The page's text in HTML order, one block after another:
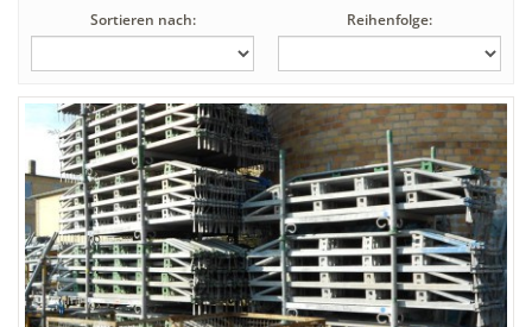
Sortieren nach: Reihenfolge: